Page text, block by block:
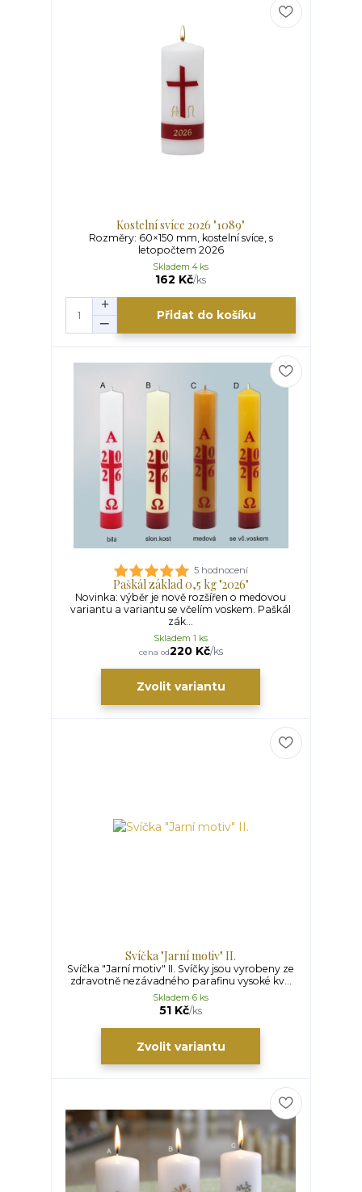
Kostelní svíce 2026 "1089"
Rozměry: 60×150 mm, kostelní svíce, s
letopočtem 2026
162 Kč/ks
Skladem 4 ks
Přidat do košíku
5 hodnocení
Paškál základ 0,5 kg "2026"
Novinka: výběr je nově rozšířen o medovou
variantu a variantu se včelím voskem. Paškál
zák...
cena od220 Kč/ks
Skladem 1 ks
Zvolit variantu
Svíčka "Jarní motiv" II.
Svíčka "Jarní motiv" II. Svíčky jsou vyrobeny ze
zdravotně nezávadného parafinu vysoké kv...
51 Kč/ks
Skladem 6 ks
Zvolit variantu